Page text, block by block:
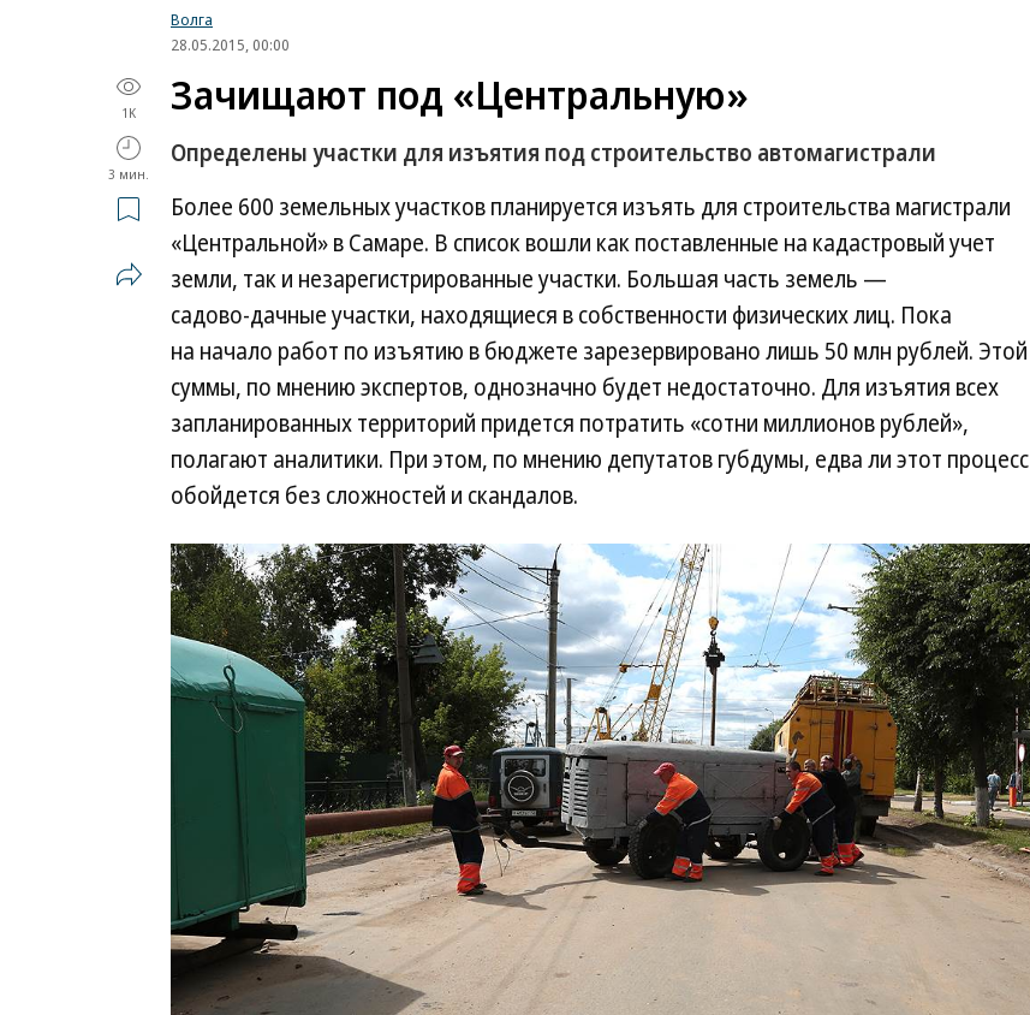
Волга
28.05.2015, 00:00
1K
3 мин.
Зачищают под «Центральную»
Определены участки для изъятия под строительство автомагистрали
Более 600 земельных участков планируется изъять для строительства магистрали
«Центральной» в Самаре. В список вошли как поставленные на кадастровый учет
земли, так и незарегистрированные участки. Большая часть земель —
садово‑дачные участки, находящиеся в собственности физических лиц. Пока
на начало работ по изъятию в бюджете зарезервировано лишь 50 млн рублей. Этой
суммы, по мнению экспертов, однозначно будет недостаточно. Для изъятия всех
запланированных территорий придется потратить «сотни миллионов рублей»,
полагают аналитики. При этом, по мнению депутатов губдумы, едва ли этот процесс
обойдется без сложностей и скандалов.